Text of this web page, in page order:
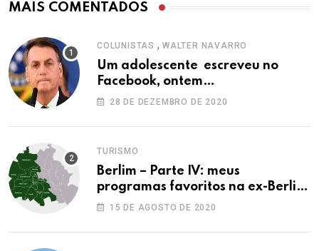
MAIS COMENTADOS
COLUNISTAS , WALTER NAVARRO
Um adolescente escreveu no
Facebook, ontem…
28 DE DEZEMBRO DE 2020
TURISMO
Berlim – Parte IV: meus
programas favoritos na ex-Berlim
Ocidental
15 DE AGOSTO DE 2020